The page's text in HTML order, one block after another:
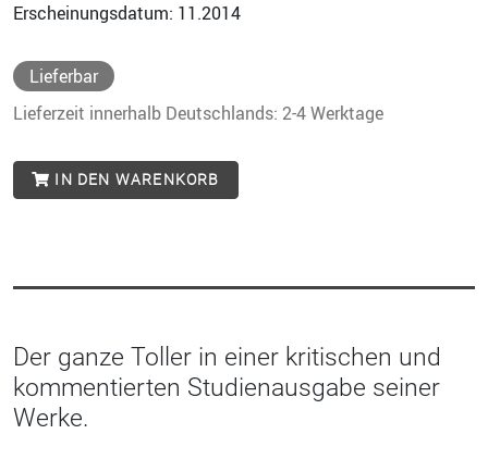
Erscheinungsdatum: 11.2014
Lieferbar
Lieferzeit innerhalb Deutschlands: 2-4 Werktage
IN DEN WARENKORB
Der ganze Toller in einer kritischen und
kommentierten Studienausgabe seiner
Werke.